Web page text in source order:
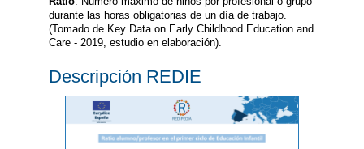
durante las horas obligatorias de un día de trabajo.
(Tomado de Key Data on Early Childhood Education and
Care - 2019, estudio en elaboración).
Descripción REDIE